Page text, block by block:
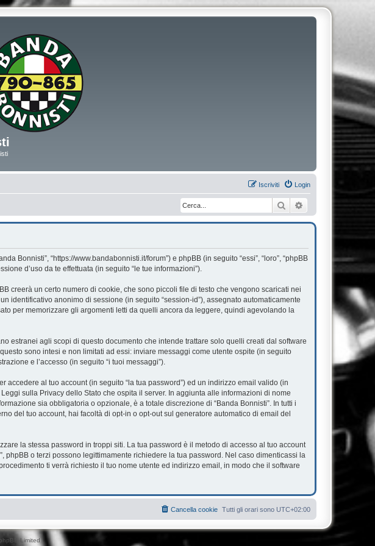
Login
Iscriviti
Cerca
Bonnisti”, “https://www.bandabonnisti.it/forum”) e phpBB (in seguito “essi”, “loro”, “phpBB
d’uso da te effettuata (in seguito “le tue informazioni”).
creerà un certo numero di cookie, che sono piccoli file di testo che vengono scaricati nei
identificativo anonimo di sessione (in seguito “session-id”), assegnato automaticamente
per memorizzare gli argomenti letti da quelli ancora da leggere, quindi agevolando la
estranei agli scopi di questo documento che intende trattare solo quelli creati dal software
sono intesi e non limitati ad essi: inviare messaggi come utente ospite (in seguito
e l’accesso (in seguito “i tuoi messaggi”).
accedere al tuo account (in seguito “la tua password”) ed un indirizzo email valido (in
sulla Privacy dello Stato che ospita il server. In aggiunta alle informazioni di nome
sia obbligatoria o opzionale, è a totale discrezione di “Banda Bonnisti”. In tutti i
del tuo account, hai facoltà di opt-in o opt-out sul generatore automatico di email del
la stessa password in troppi siti. La tua password è il metodo di accesso al tuo account
phpBB o terzi possono legittimamente richiedere la tua password. Nel caso dimenticassi la
ti verrà richiesto il tuo nome utente ed indirizzo email, in modo che il software
Tutti gli orari sono UTC+02:00
Cancella cookie
Limited